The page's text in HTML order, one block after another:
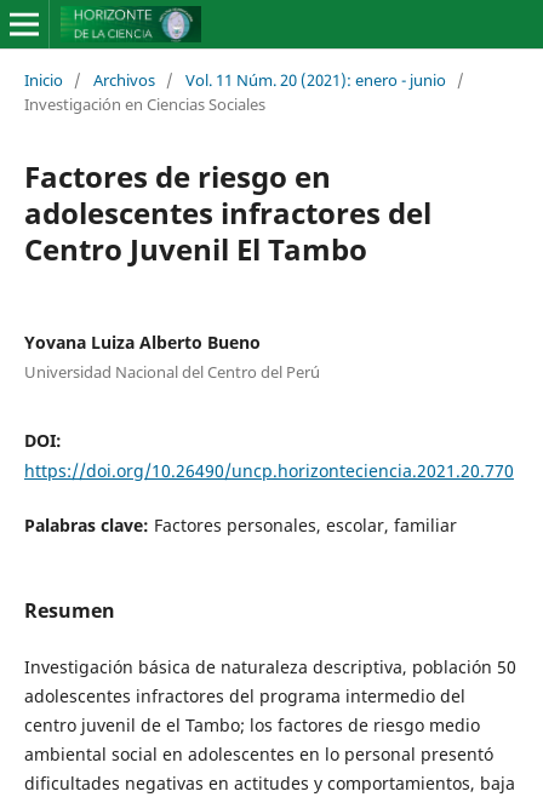
Inicio / Archivos / Vol. 11 Núm. 20 (2021): enero - junio /
Investigación en Ciencias Sociales
Factores de riesgo en
adolescentes infractores del
Centro Juvenil El Tambo
Yovana Luiza Alberto Bueno
Universidad Nacional del Centro del Perú
DOI:
https://doi.org/10.26490/uncp.horizonteciencia.2021.20.770
Palabras clave: Factores personales, escolar, familiar
Resumen
Investigación básica de naturaleza descriptiva, población 50
adolescentes infractores del programa intermedio del
centro juvenil de el Tambo; los factores de riesgo medio
ambiental social en adolescentes en lo personal presentó
dificultades negativas en actitudes y comportamientos, baja